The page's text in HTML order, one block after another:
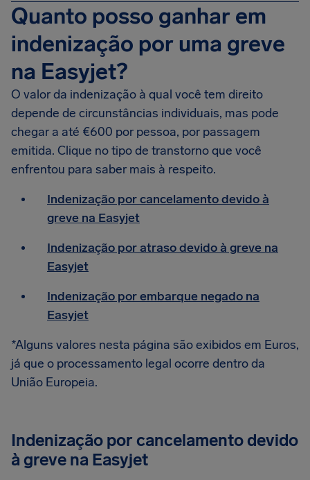
Quanto posso ganhar em
indenização por uma greve
na Easyjet?
O valor da indenização à qual você tem direito
depende de circunstâncias individuais, mas pode
chegar a até €600 por pessoa, por passagem
emitida. Clique no tipo de transtorno que você
enfrentou para saber mais à respeito.
Indenização por cancelamento devido à
greve na Easyjet
Indenização por atraso devido à greve na
Easyjet
Indenização por embarque negado na
Easyjet
*Alguns valores nesta página são exibidos em Euros,
já que o processamento legal ocorre dentro da
União Europeia.
Indenização por cancelamento devido
à greve na Easyjet